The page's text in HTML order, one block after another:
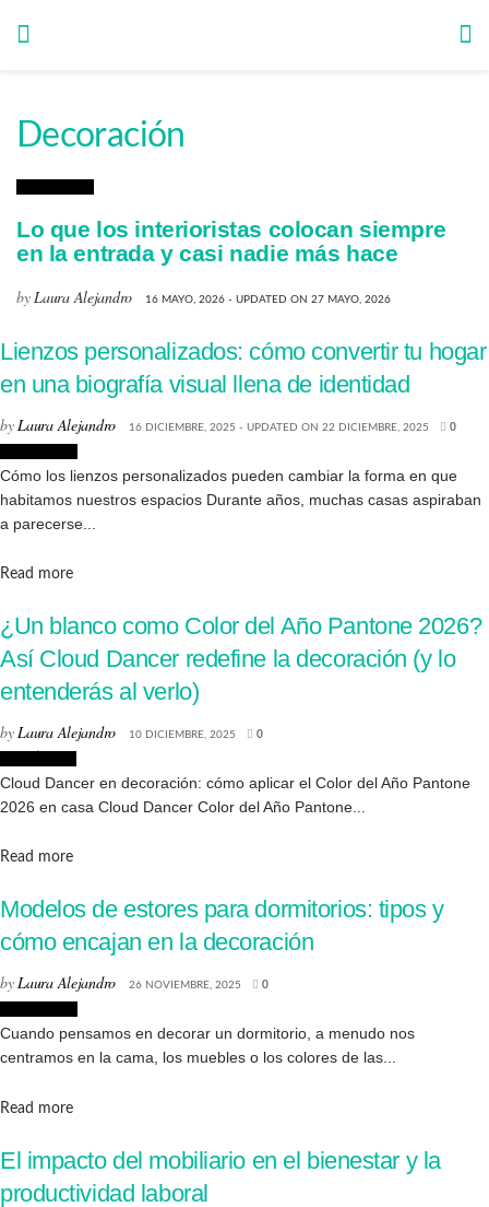
Decoración
Lo que los interioristas colocan siempre
en la entrada y casi nadie más hace
by Laura Alejandro 16 MAYO, 2026 - UPDATED ON 27 MAYO, 2026
Lienzos personalizados: cómo convertir tu hogar
en una biografía visual llena de identidad
by Laura Alejandro 16 DICIEMBRE, 2025 - UPDATED ON 22 DICIEMBRE, 2025 0
Cómo los lienzos personalizados pueden cambiar la forma en que
habitamos nuestros espacios Durante años, muchas casas aspiraban
a parecerse...
Read moreDetails
¿Un blanco como Color del Año Pantone 2026?
Así Cloud Dancer redefine la decoración (y lo
entenderás al verlo)
byLaura Alejandro 10 DICIEMBRE, 2025 0
Cloud Dancer en decoración: cómo aplicar el Color del Año Pantone
2026 en casa Cloud Dancer Color del Año Pantone...
Read moreDetails
Modelos de estores para dormitorios: tipos y
cómo encajan en la decoración
byLaura Alejandro 26 NOVIEMBRE, 2025 0
Cuando pensamos en decorar un dormitorio, a menudo nos
centramos en la cama, los muebles o los colores de las...
Read moreDetails
El impacto del mobiliario en el bienestar y la
productividad laboral